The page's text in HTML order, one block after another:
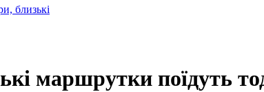
близькі
маршрутки поїдуть